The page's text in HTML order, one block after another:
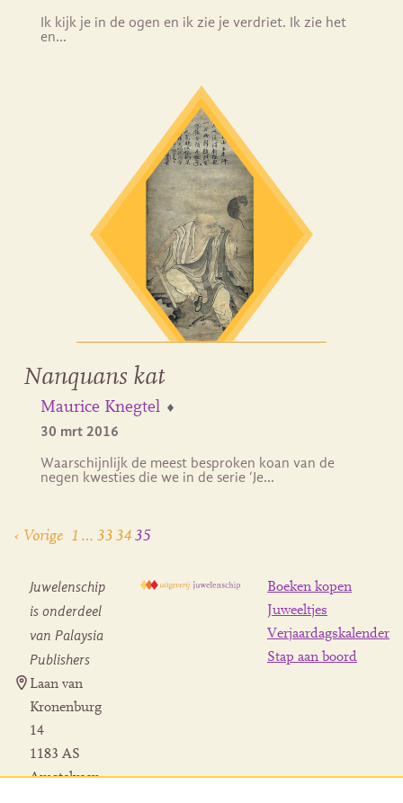
Ik kijk je in de ogen en ik zie je verdriet. Ik zie het
en…
Nanquans kat
Maurice Knegtel
30 mrt 2016
Waarschijnlijk de meest besproken koan van de
negen kwesties die we in de serie ‘Je…
‹ Vorige 1 … 33 34 35
Juwelenschip
is onderdeel
van Palaysia
Publishers
Laan van
Kronenburg
14
1183 AS
Amstelveen
Boeken kopen
Juweeltjes
Verjaardagskalender
Stap aan boord